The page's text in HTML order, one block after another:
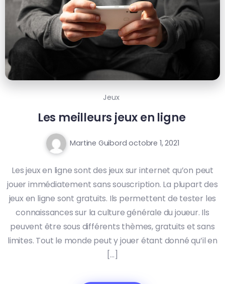
Jeux
Les meilleurs jeux en ligne
Martine Guibord octobre 1, 2021
Les jeux en ligne sont des jeux sur internet qu’on peut
jouer immédiatement sans souscription. La plupart des
jeux en ligne sont gratuits. Ils permettent de tester les
connaissances sur la culture générale du joueur. Ils
peuvent être sous différents thèmes, gratuits et sans
limites. Tout le monde peut y jouer étant donné qu’il en
[…]